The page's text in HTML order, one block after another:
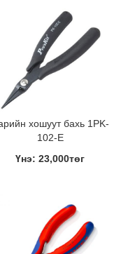
хошуут бахь 1PK-
102-E
Үнэ: 23,000төг